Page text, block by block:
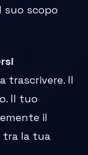
suo scopo
trascrivere. Il
Il tuo
il
tra la tua